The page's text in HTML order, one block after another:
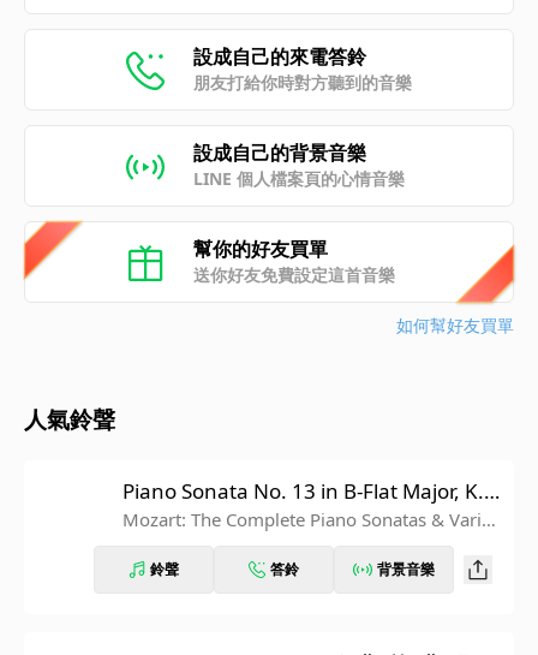
設成自己的來電答鈴
朋友打給你時對方聽到的音樂
設成自己的背景音樂
LINE 個人檔案頁的心情音樂
幫你的好友買單
送你好友免費設定這首音樂
如何幫好友買單
人氣鈴聲
Piano Sonata No. 13 in B-Flat Major, K. 3
33: III. Allegretto grazioso
Mozart: The Complete Piano Sonatas & Variati
鈴聲 答鈴 背景音樂